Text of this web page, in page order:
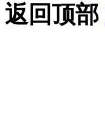
返回顶部